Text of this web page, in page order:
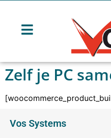
Zelf je PC
Vos Systems